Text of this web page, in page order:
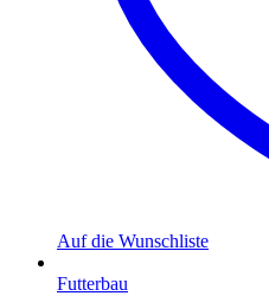
Auf die Wunschliste
Futterbau